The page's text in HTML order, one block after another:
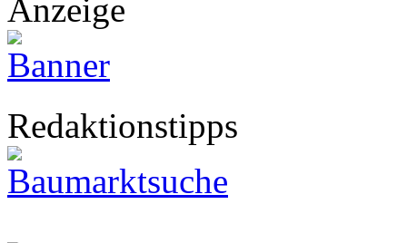
Anzeige
Redaktionstipps